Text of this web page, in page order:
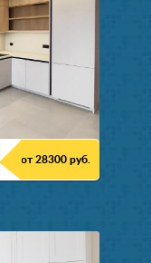
от 28300 руб.